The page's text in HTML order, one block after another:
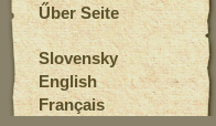
Űber Seite
Slovensky
English
Français